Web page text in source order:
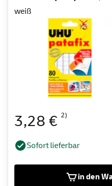
weiß
3,28 € 2)
Sofort lieferbar
in den